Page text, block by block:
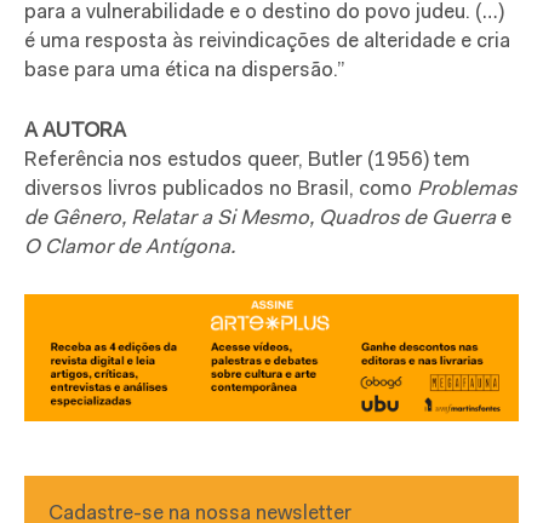
para a vulnerabilidade e o destino do povo judeu. (…)
é uma resposta às reivindicações de alteridade e cria
base para uma ética na dispersão.”
A AUTORA
Referência nos estudos queer, Butler (1956) tem
diversos livros publicados no Brasil, como Problemas
de Gênero, Relatar a Si Mesmo, Quadros de Guerra e
O Clamor de Antígona.
Cadastre-se na nossa newsletter